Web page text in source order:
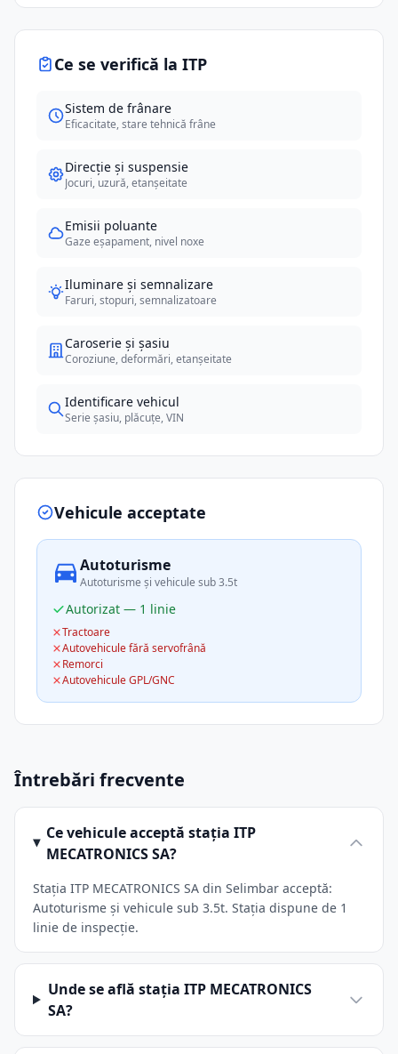
Ce se verifică la ITP
Sistem de frânare
Eficacitate, stare tehnică frâne
Direcție și suspensie
Jocuri, uzură, etanșeitate
Emisii poluante
Gaze eșapament, nivel noxe
Iluminare și semnalizare
Faruri, stopuri, semnalizatoare
Caroserie și șasiu
Coroziune, deformări, etanșeitate
Identificare vehicul
Serie șasiu, plăcuțe, VIN
Vehicule acceptate
Autoturisme
Autoturisme și vehicule sub 3.5t
Autorizat — 1 linie
Tractoare
Autovehicule fără servofrână
Remorci
Autovehicule GPL/GNC
Întrebări frecvente
Ce vehicule acceptă stația ITP
MECATRONICS SA?
Stația ITP MECATRONICS SA din Selimbar acceptă:
Autoturisme și vehicule sub 3.5t. Stația dispune de 1
linie de inspecție.
Unde se află stația ITP MECATRONICS
SA?